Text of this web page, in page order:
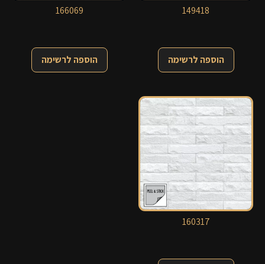
149418
הוספה לרשימה
166069
הוספה לרשימה
160317